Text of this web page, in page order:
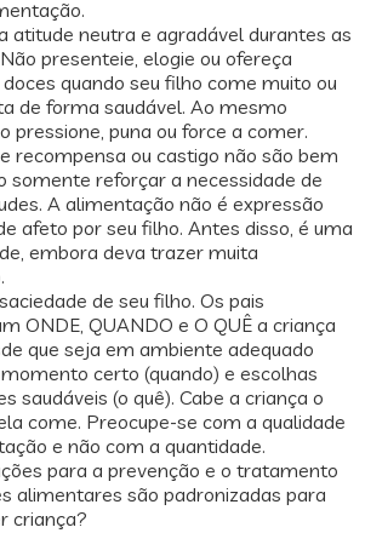
atitude neutra e agradável durantes as
presenteie, elogie ou ofereça
quando seu filho come muito ou
de forma saudável. Ao mesmo
pressione, puna ou force a comer.
recompensa ou castigo não são bem
somente reforçar a necessidade de
A alimentação não é expressão
afeto por seu filho. Antes disso, é uma
embora deva trazer muita
de seu filho. Os pais
ONDE, QUANDO e O QUÊ a criança
que seja em ambiente adequado
certo (quando) e escolhas
saudáveis (o quê). Cabe a criança o
come. Preocupe-se com a qualidade
e não com a quantidade.
para a prevenção e o tratamento
alimentares são padronizadas para
criança?